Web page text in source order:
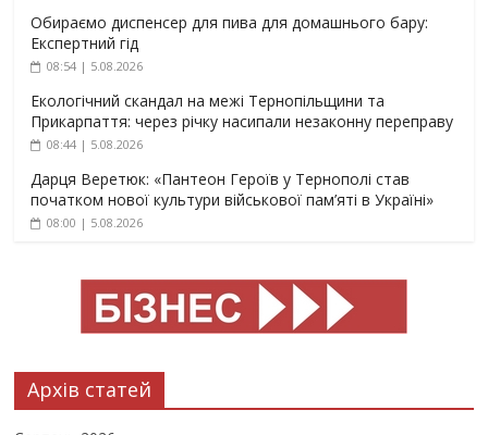
Обираємо диспенсер для пива для домашнього бару:
Експертний гід
08:54 | 5.08.2026
Екологічний скандал на межі Тернопільщини та
Прикарпаття: через річку насипали незаконну переправу
08:44 | 5.08.2026
Дарця Веретюк: «Пантеон Героїв у Тернополі став
початком нової культури військової пам’яті в Україні»
08:00 | 5.08.2026
Архів статей